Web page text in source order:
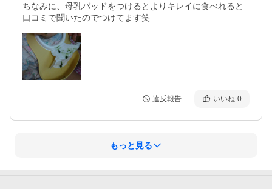
ちなみに、母乳パッドをつけるとよりキレイに食べれると
口コミで聞いたのでつけてます笑
違反報告 いいね 0
もっと見る